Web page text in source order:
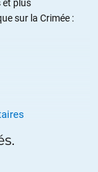
et plus
sur la Crimée :
que l’esprit